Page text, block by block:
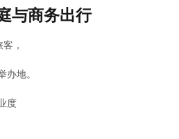
与商务出行
，
地。
度